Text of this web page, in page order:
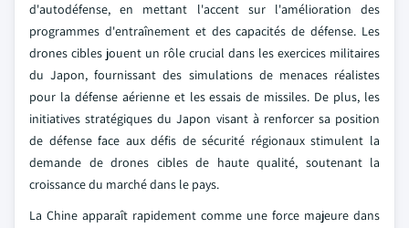
d'autodéfense, en mettant l'accent sur l'amélioration des
programmes d'entraînement et des capacités de défense. Les
drones cibles jouent un rôle crucial dans les exercices militaires
du Japon, fournissant des simulations de menaces réalistes
pour la défense aérienne et les essais de missiles. De plus, les
initiatives stratégiques du Japon visant à renforcer sa position
de défense face aux défis de sécurité régionaux stimulent la
demande de drones cibles de haute qualité, soutenant la
croissance du marché dans le pays.
La Chine apparaît rapidement comme une force majeure dans